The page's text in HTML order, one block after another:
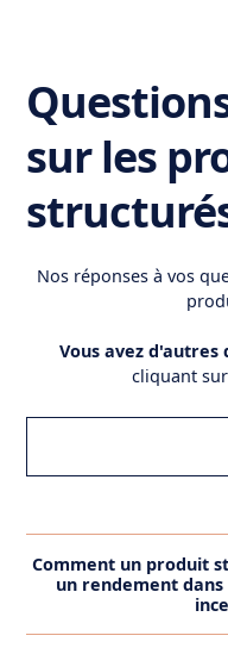
sur les
Nos réponses à vos
Vous avez d'autres
cliquant
Comment un produit
un rendement